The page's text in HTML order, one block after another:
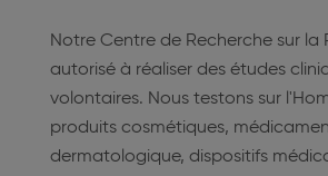
Notre Centre de Recherche sur la
autorisé à réaliser des études
volontaires. Nous testons sur
produits cosmétiques,
dermatologique, dispositifs